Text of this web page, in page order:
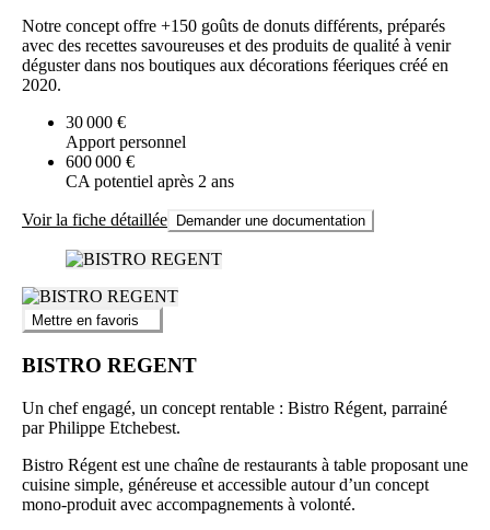
Notre concept offre +150 goûts de donuts différents, préparés
avec des recettes savoureuses et des produits de qualité à venir
déguster dans nos boutiques aux décorations féeriques créé en
2020.
30 000 €
Apport personnel
600 000 €
CA potentiel après 2 ans
Voir la fiche détaillée Demander une documentation
Mettre en favoris
BISTRO REGENT
Un chef engagé, un concept rentable : Bistro Régent, parrainé
par Philippe Etchebest.
Bistro Régent est une chaîne de restaurants à table proposant une
cuisine simple, généreuse et accessible autour d’un concept
mono-produit avec accompagnements à volonté.